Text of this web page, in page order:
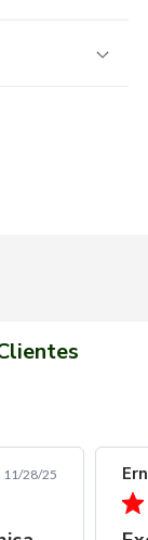
11/28/25